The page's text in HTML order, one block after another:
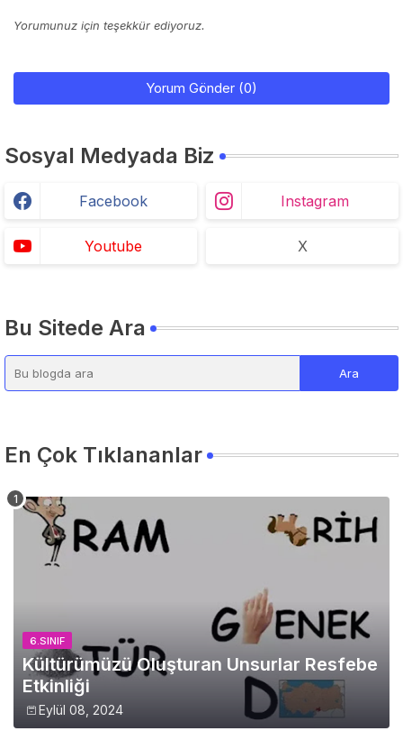
Yorumunuz için teşekkür ediyoruz.
Yorum Gönder (0)
Sosyal Medyada Biz
Facebook Instagram
Youtube X
Bu Sitede Ara
En Çok Tıklananlar
6.SINIF
Kültürümüzü Oluşturan Unsurlar Resfebe
Etkinliği
Eylül 08, 2024